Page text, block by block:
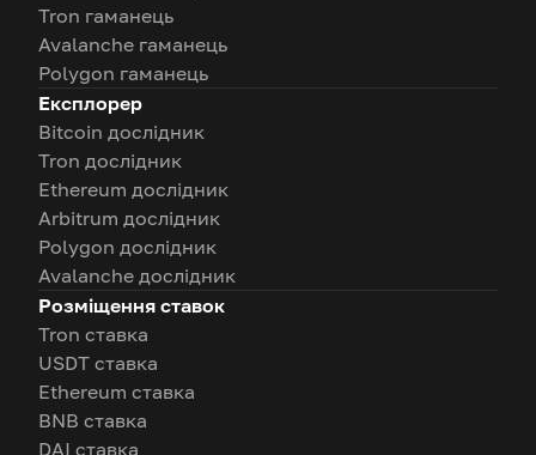
Tron гаманець
Avalanche гаманець
Polygon гаманець
Експлорер
Bitcoin дослідник
Tron дослідник
Ethereum дослідник
Arbitrum дослідник
Polygon дослідник
Avalanche дослідник
Розміщення ставок
Tron ставка
USDT ставка
Ethereum ставка
BNB ставка
DAI ставка